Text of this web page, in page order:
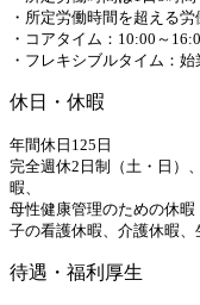
・所定労働時間を超える労
・コアタイム：10:00～
・フレキシブルタイム：
休日・休暇
年間休日125日
完全週休2日制（土・日）
暇、
母性健康管理のための休暇
子の看護休暇、介護休暇
待遇・福利厚生